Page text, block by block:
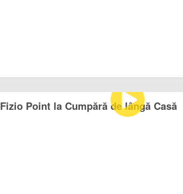
Fizio Point la Cumpără de lângă Casă